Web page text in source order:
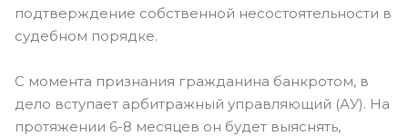
подтверждение собственной несостоятельности в
судебном порядке.
С момента признания гражданина банкротом, в
дело вступает арбитражный управляющий (АУ). На
протяжении 6-8 месяцев он будет выяснять,